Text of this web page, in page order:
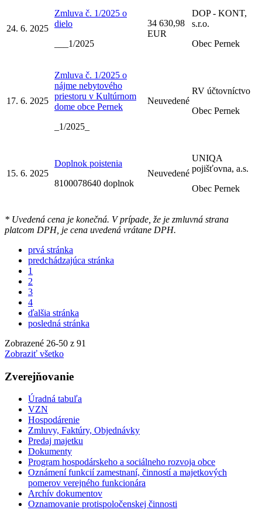
24. 6. 2025
Zmluva č. 1/2025 o
dielo
___1/2025
34 630,98
EUR
DOP - KONT,
s.r.o.
Obec Pernek
17. 6. 2025
Zmluva č. 1/2025 o
nájme nebytového
priestoru v Kultúrnom
dome obce Pernek
_1/2025_
Neuvedené
RV účtovníctvo
Obec Pernek
15. 6. 2025
Doplnok poistenia
8100078640 doplnok
Neuvedené
UNIQA
pojišťovna, a.s.
Obec Pernek
* Uvedená cena je konečná. V prípade, že je zmluvná strana
platcom DPH, je cena uvedená vrátane DPH.
prvá stránka
predchádzajúca stránka
1
2
3
4
ďalšia stránka
posledná stránka
Zobrazené 26-50 z 91
Zobraziť všetko
Zverejňovanie
Úradná tabuľa
VZN
Hospodárenie
Zmluvy, Faktúry, Objednávky
Predaj majetku
Dokumenty
Program hospodárskeho a sociálneho rozvoja obce
Oznámení funkcií zamestnaní, činností a majetkových
pomerov verejného funkcionára
Archív dokumentov
Oznamovanie protispoločenskej činnosti